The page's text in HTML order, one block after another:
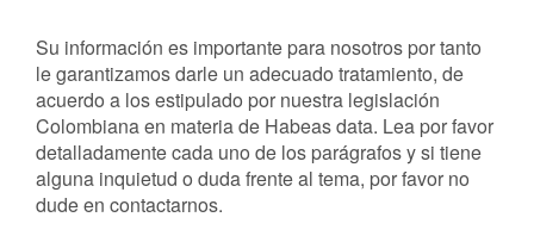
Su información es importante para nosotros por tanto
le garantizamos darle un adecuado tratamiento, de
acuerdo a los estipulado por nuestra legislación
Colombiana en materia de Habeas data. Lea por favor
detalladamente cada uno de los parágrafos y si tiene
alguna inquietud o duda frente al tema, por favor no
dude en contactarnos.